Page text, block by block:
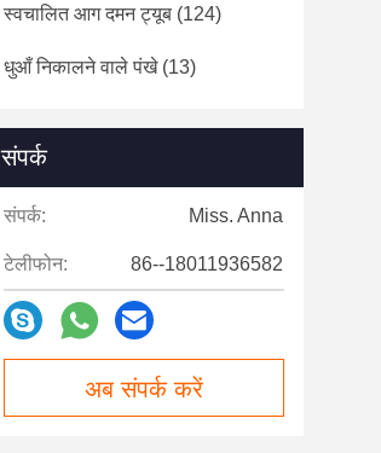
स्वचालित आग दमन ट्यूब (124)
धुआँ निकालने वाले पंखे(13)
संपर्क
संपर्क: Miss. Anna
टेलीफोन: 86--18011936582
अब संपर्क करें